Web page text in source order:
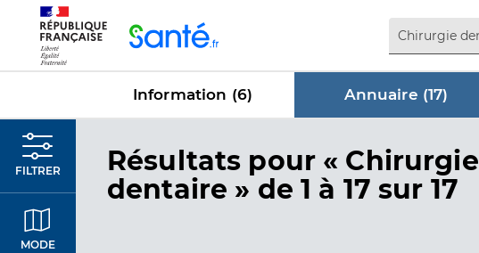
Information (6) Annuaire (17)
FILTRER
MODE
Résultats dans Annuaire
pour « Chirurgie
dentaire » de 1 à 17 sur 17
Panneau de gestion des cookies